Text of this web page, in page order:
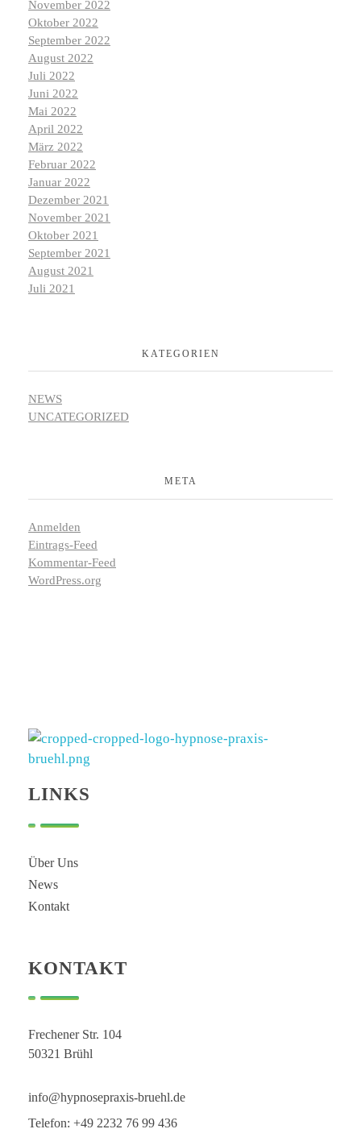
November 2022
Oktober 2022
September 2022
August 2022
Juli 2022
Juni 2022
Mai 2022
April 2022
März 2022
Februar 2022
Januar 2022
Dezember 2021
November 2021
Oktober 2021
September 2021
August 2021
Juli 2021
KATEGORIEN
NEWS
UNCATEGORIZED
META
Anmelden
Eintrags-Feed
Kommentar-Feed
WordPress.org
LINKS
Über Uns
News
Kontakt
KONTAKT
Frechener Str. 104
50321 Brühl
info@hypnosepraxis-bruehl.de
Telefon: +49 2232 76 99 436